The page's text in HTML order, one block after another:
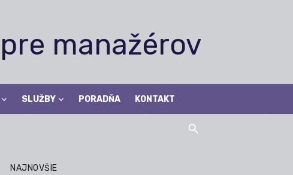
manažérov
SLUŽBY PORADŇA KONTAKT
NAJNOVŠIE